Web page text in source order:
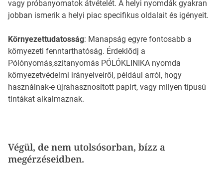
vagy próbanyomatok átvételét. A helyi nyomdák gyakran
jobban ismerik a helyi piac specifikus oldalait és igényeit.
Környezettudatosság: Manapság egyre fontosabb a
környezeti fenntarthatóság. Érdeklődj a
Pólónyomás,szitanyomás PÓLÓKLINIKA nyomda
környezetvédelmi irányelveiről, például arról, hogy
használnak-e újrahasznosított papírt, vagy milyen típusú
tintákat alkalmaznak.
Végül, de nem utolsósorban, bízz a
megérzéseidben.